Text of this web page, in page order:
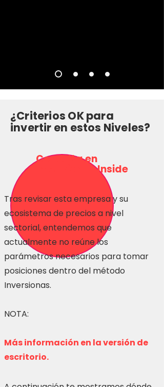
¿Criterios OK para
invertir en estos Niveles?
Consulta en
Inversionas Inside
Tras revisar esta empresa y su
ecosistema de precios a nivel
sectorial, entendemos que
actualmente no reúne los
parámetros necesarios para tomar
posiciones dentro del método
Inversionas.
NOTA:
Más información en la versión de
escritorio.